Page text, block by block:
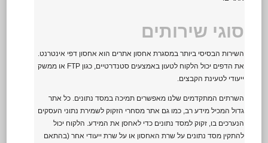
סוגי שירותים
השירות הבסיסי ביותר במסגרת אחסון אתרים הוא אחסון דפי אינטרנט.
את הדפים יכול הלקוח לטעון באמצעים סטנדרטיים, כגון FTP או ממשק
ייעודי לטעינת הקבצים.
השרתים המתקדמים שלנו מאפשרים תמיכה במסד נתונים. כל אתר
גדול המכיל מידע רב, כמו גם אתר מסחרי הזקוק לשמירת נתוני העסקים
הנערכים בו, זקוק למסד נתונים כדי לאחסן את המידע. הלקוח יכול
להתקין מסד נתונים על שרת האחסון או על שרת ייעודי אחר (בהתאם